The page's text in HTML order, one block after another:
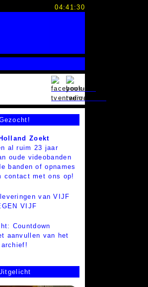
04:41:31
Zoekt
al ruim 23 jaar
oude videobanden
banden of opnames
contact met ons op!
van VIJF
VIJF
Countdown
aanvullen van het
archief!